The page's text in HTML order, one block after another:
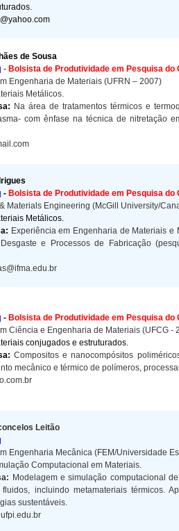
de Sousa
- Bolsista de Produtividade em Pesquisa do
Engenharia de Materiais (UFRN – 2007)
Metálicos.
Na área de tratamentos térmicos e
com ênfase na técnica de nitretação
- Bolsista de Produtividade em Pesquisa do
Materials Engineering (McGill University/
Metálicos.
Experiência em Engenharia de Materiais
e Processos de Fabricação (
- Bolsista de Produtividade em Pesquisa do
Ciência e Engenharia de Materiais (UFCG -
conjugados e estruturados.
Compositos e nanocompósitos
mecânico e térmico de polímeros,
Leitão
Engenharia Mecânica (FEM/Universidade
Computacional em Materiais.
Modelagem e simulação computacional
incluindo metamateriais térmicos.
sustentáveis.